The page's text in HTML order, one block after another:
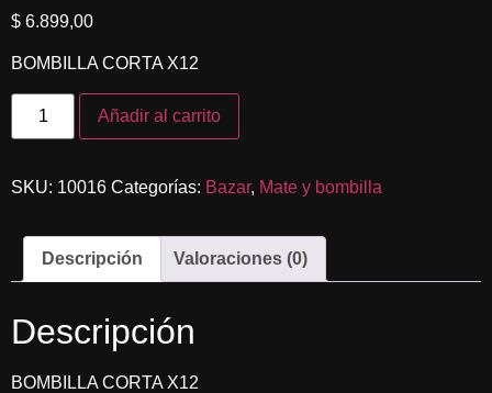
$ 6.899,00
BOMBILLA CORTA X12
Añadir al carrito
SKU: 10016 Categorías: Bazar, Mate y bombilla
Descripción Valoraciones (0)
Descripción
BOMBILLA CORTA X12